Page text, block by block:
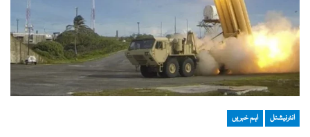
انٹرنیشنل اہم خبریں